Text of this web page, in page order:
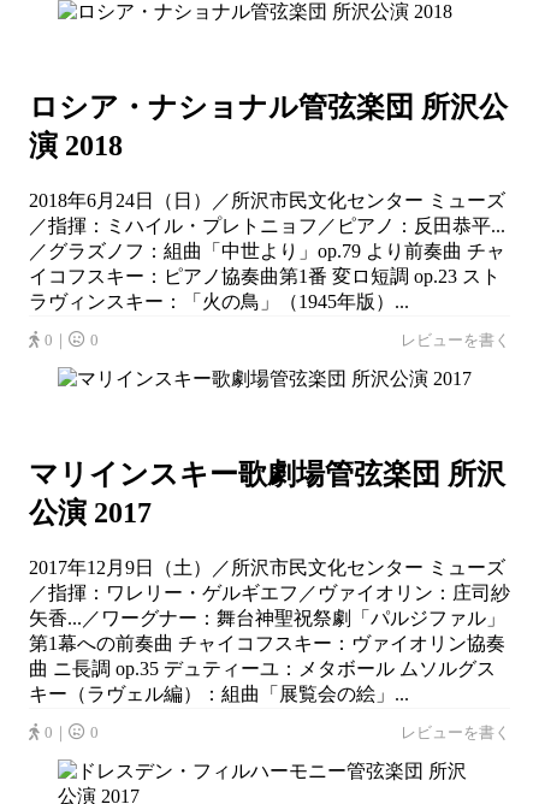
ロシア・ナショナル管弦楽団 所沢公
演 2018
2018年6月24日（日）／所沢市民文化センター ミューズ
／指揮：ミハイル・プレトニョフ／ピアノ：反田恭平...
／グラズノフ：組曲「中世より」op.79 より前奏曲 チャ
イコフスキー：ピアノ協奏曲第1番 変ロ短調 op.23 スト
ラヴィンスキー：「火の鳥」（1945年版）...
0｜ 0 レビューを書く
マリインスキー歌劇場管弦楽団 所沢
公演 2017
2017年12月9日（土）／所沢市民文化センター ミューズ
／指揮：ワレリー・ゲルギエフ／ヴァイオリン：庄司紗
矢香...／ワーグナー：舞台神聖祝祭劇「パルジファル」
第1幕への前奏曲 チャイコフスキー：ヴァイオリン協奏
曲 ニ長調 op.35 デュティーユ：メタボール ムソルグス
キー（ラヴェル編）：組曲「展覧会の絵」...
0｜ 0 レビューを書く